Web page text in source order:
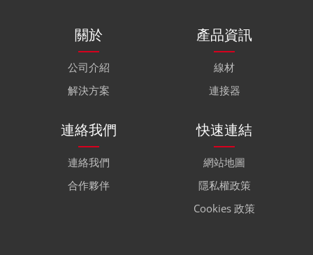
關於
公司介紹
解決方案
產品資訊
線材
連接器
連絡我們
連絡我們
合作夥伴
快速連結
網站地圖
隱私權政策
Cookies 政策